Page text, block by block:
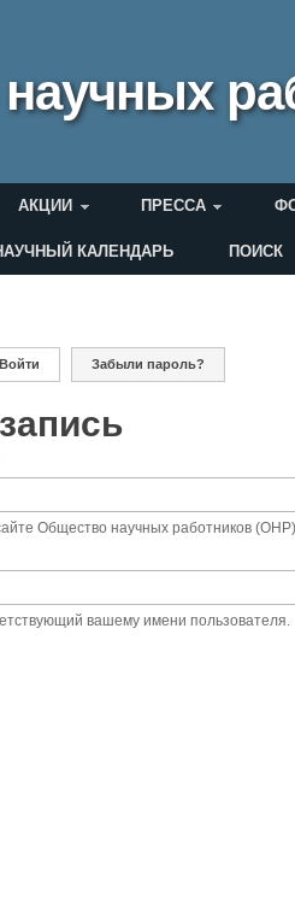
АКЦИИ ПРЕССА
КАЛЕНДАРЬ ПОИСК
Войти (активная вкладка)
Забыли пароль?
Общество научных работников (ОНР).
вашему имени пользователя.